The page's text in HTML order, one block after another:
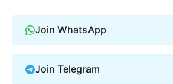
Join WhatsApp
Join Telegram